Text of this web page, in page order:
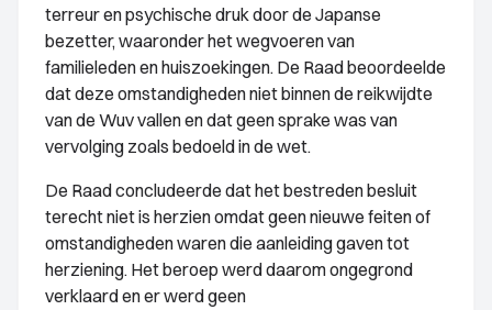
terreur en psychische druk door de Japanse
bezetter, waaronder het wegvoeren van
familieleden en huiszoekingen. De Raad beoordeelde
dat deze omstandigheden niet binnen de reikwijdte
van de Wuv vallen en dat geen sprake was van
vervolging zoals bedoeld in de wet.
De Raad concludeerde dat het bestreden besluit
terecht niet is herzien omdat geen nieuwe feiten of
omstandigheden waren die aanleiding gaven tot
herziening. Het beroep werd daarom ongegrond
verklaard en er werd geen